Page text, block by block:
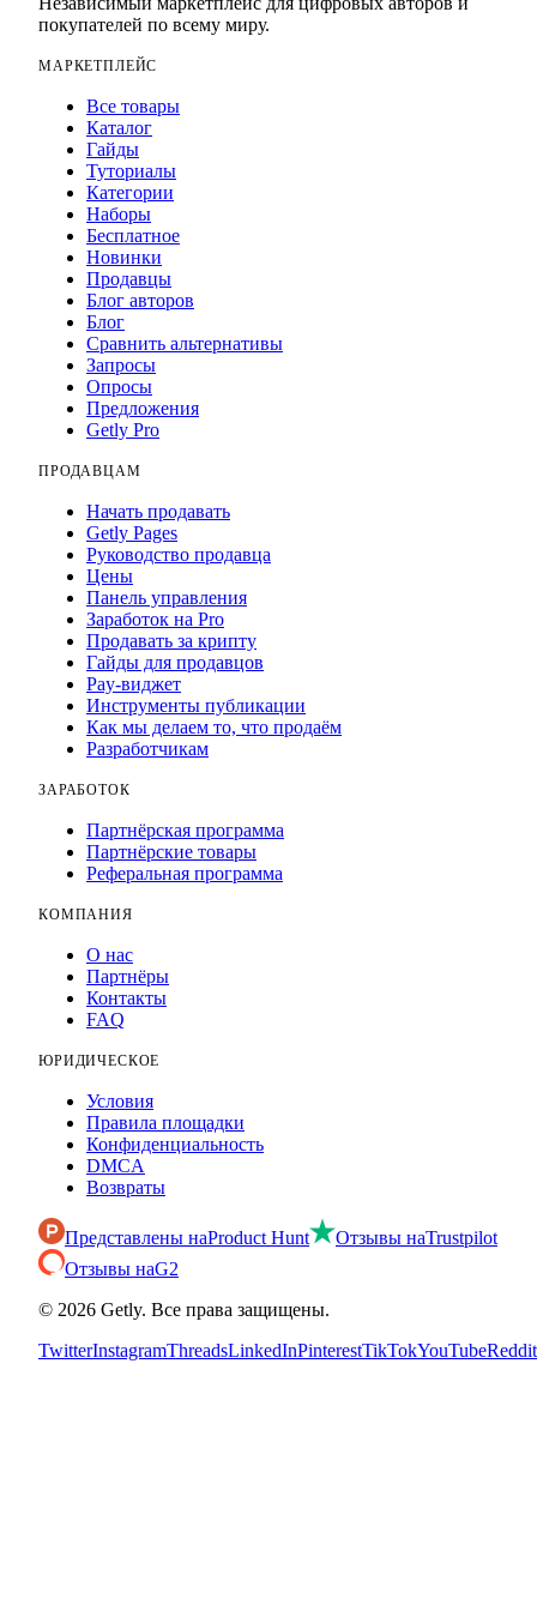
покупателей по всему миру.
МАРКЕТПЛЕЙС
Все товары
Каталог
Гайды
Туториалы
Категории
Наборы
Бесплатное
Новинки
Продавцы
Блог авторов
Блог
Сравнить альтернативы
Запросы
Опросы
Предложения
Getly Pro
ПРОДАВЦАМ
Начать продавать
Getly Pages
Руководство продавца
Цены
Панель управления
Заработок на Pro
Продавать за крипту
Гайды для продавцов
Pay-виджет
Инструменты публикации
Как мы делаем то, что продаём
Разработчикам
ЗАРАБОТОК
Партнёрская программа
Партнёрские товары
Реферальная программа
КОМПАНИЯ
О нас
Партнёры
Контакты
FAQ
ЮРИДИЧЕСКОЕ
Условия
Правила площадки
Конфиденциальность
DMCA
Возвраты
Представлены наProduct Hunt Отзывы наTrustpilot
Отзывы наG2
© 2026 Getly. Все права защищены.
TwitterInstagramThreadsLinkedInPinterestTikTokYouTubeReddit